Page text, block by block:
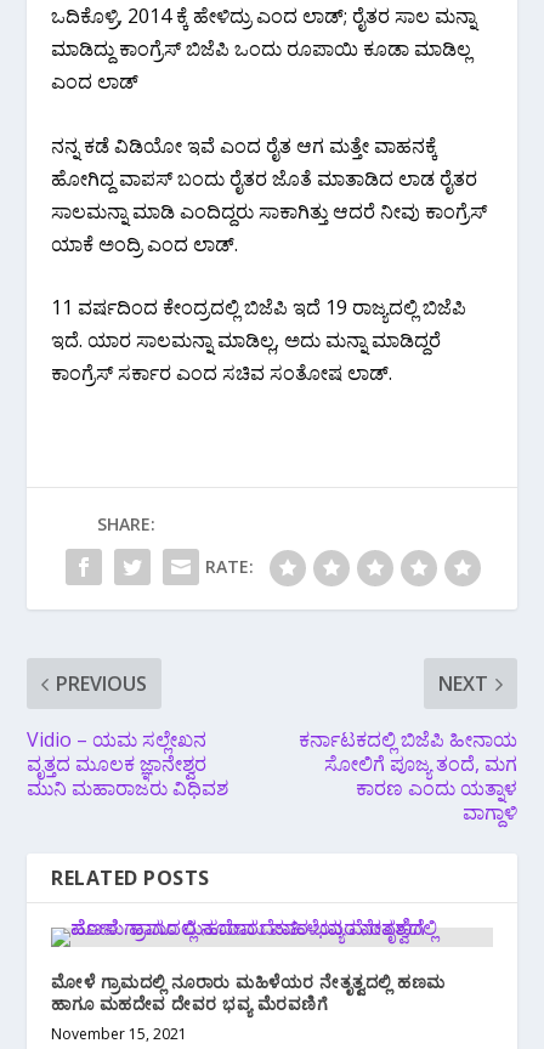
ಒದಿಕೊಳ್ರಿ, 2014 ಕ್ಕೆ ಹೇಳಿದ್ರು ಎಂದ ಲಾಡ್; ರೈತರ ಸಾಲ ಮನ್ನಾ
ಮಾಡಿದ್ದು ಕಾಂಗ್ರೆಸ್ ಬಿಜೆಪಿ ಒಂದು ರೂಪಾಯಿ ಕೂಡಾ ಮಾಡಿಲ್ಲ
ಎಂದ ಲಾಡ್
ನನ್ನ ಕಡೆ ವಿಡಿಯೋ ಇವೆ ಎಂದ ರೈತ ಆಗ ಮತ್ತೇ ವಾಹನಕ್ಕೆ
ಹೋಗಿದ್ದ ವಾಪಸ್ ಬಂದು ರೈತರ ಜೊತೆ ಮಾತಾಡಿದ ಲಾಡ ರೈತರ
ಸಾಲ‌ಮನ್ನಾ ಮಾಡಿ ಎಂದಿದ್ದರು ಸಾಕಾಗಿತ್ತು ಆದರೆ ನೀವು ಕಾಂಗ್ರೆಸ್
ಯಾಕೆ ಅಂದ್ರಿ ಎಂದ ಲಾಡ್.
11 ವರ್ಷದಿಂದ ಕೇಂದ್ರದಲ್ಲಿ ಬಿಜೆಪಿ ಇದೆ 19 ರಾಜ್ಯದಲ್ಲಿ ಬಿಜೆಪಿ
ಇದೆ. ಯಾರ ಸಾಲ‌ಮನ್ನಾ ಮಾಡಿಲ್ಲ, ಅದು ಮನ್ನಾ ಮಾಡಿದ್ದರೆ
ಕಾಂಗ್ರೆಸ್ ಸರ್ಕಾರ ಎಂದ ಸಚಿವ ಸಂತೋಷ ಲಾಡ್.
SHARE:
RATE:
PREVIOUS
Vidio – ಯಮ ಸಲ್ಲೇಖನ
ವೃತ್ತದ ಮೂಲಕ ಜ್ಞಾನೇಶ್ವರ
ಮುನಿ ಮಹಾರಾಜರು ವಿಧಿವಶ
NEXT
ಕರ್ನಾಟಕದಲ್ಲಿ ಬಿಜೆಪಿ ಹೀನಾಯ
ಸೋಲಿಗೆ ಪೂಜ್ಯ ತಂದೆ, ಮಗ
ಕಾರಣ ಎಂದು ಯತ್ನಾಳ
ವಾಗ್ದಾಳಿ
RELATED POSTS
ಮೋಳೆ ಗ್ರಾಮದಲ್ಲಿ ನೂರಾರು ಮಹಿಳೆಯರ ನೇತೃತ್ವದಲ್ಲಿ ಹಣಮ
ಹಾಗೂ ಮಹದೇವ ದೇವರ ಭವ್ಯ ಮೆರವಣಿಗೆ
November 15, 2021